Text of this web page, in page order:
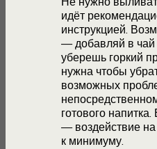
идёт
инструкцией.
— добавляй в
уберешь горкий
нужна чтобы
возможных
готового
— воздействие на
к минимуму.